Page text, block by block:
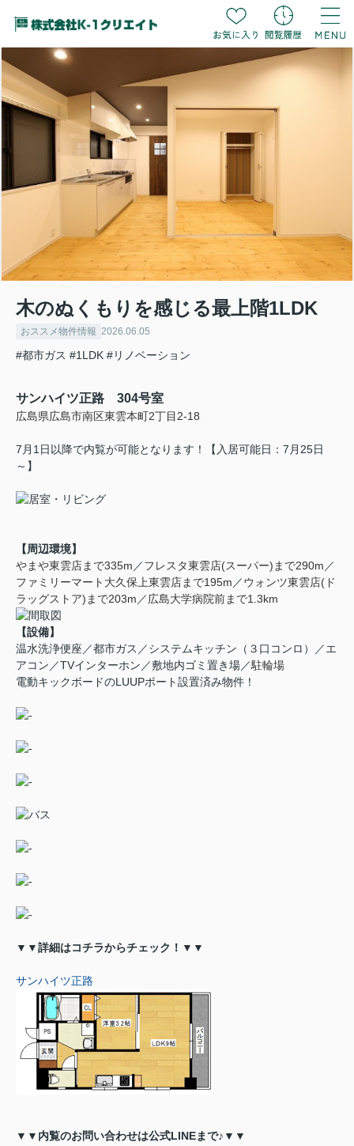
木のぬくもりを感じる最上階1LDK
おススメ物件情報 2026.06.05
#都市ガス #1LDK #リノベーション
サンハイツ正路 304号室
広島県広島市南区東雲本町2丁目2-18
7月1日以降で内覧が可能となります！【入居可能日：7月25日
～】
【周辺環境】
やまや東雲店まで335m／フレスタ東雲店(スーパー)まで290m／
ファミリーマート大久保上東雲店まで195m／ウォンツ東雲店(ド
ラッグストア)まで203m／広島大学病院前まで1.3km
【設備】
温水洗浄便座／都市ガス／システムキッチン（３口コンロ）／エ
アコン／TVインターホン／敷地内ゴミ置き場／駐輪場
電動キックボードのLUUPポート設置済み物件！
▼▼詳細はコチラからチェック！▼▼
サンハイツ正路
▼▼内覧のお問い合わせは公式LINEまで♪▼▼